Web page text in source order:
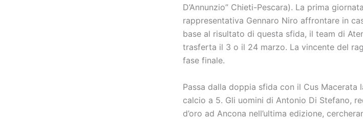
D’Annunzio” Chieti-Pescara). La prima
rappresentativa Gennaro Niro affrontare in
base al risultato di questa sfida, il team di
trasferta il 3 o il 24 marzo. La vincente del
fase finale.
Passa dalla doppia sfida con il Cus Macerata
calcio a 5. Gli uomini di Antonio Di Stefano,
d’oro ad Ancona nell’ultima edizione,